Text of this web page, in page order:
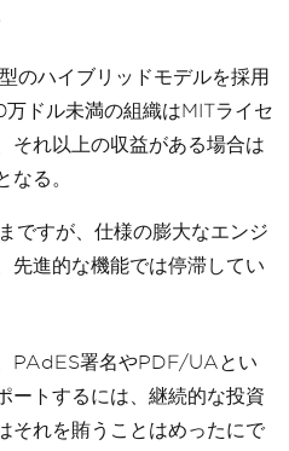
のハイブリッドモデルを採用
万ドル未満の組織はMITライセ
それ以上の収益がある場合は
なる。
ですが、仕様の膨大なエンジ
先進的な機能では停滞してい
PAdES署名やPDF/UAとい
ートするには、継続的な投資
それを賄うことはめったにで